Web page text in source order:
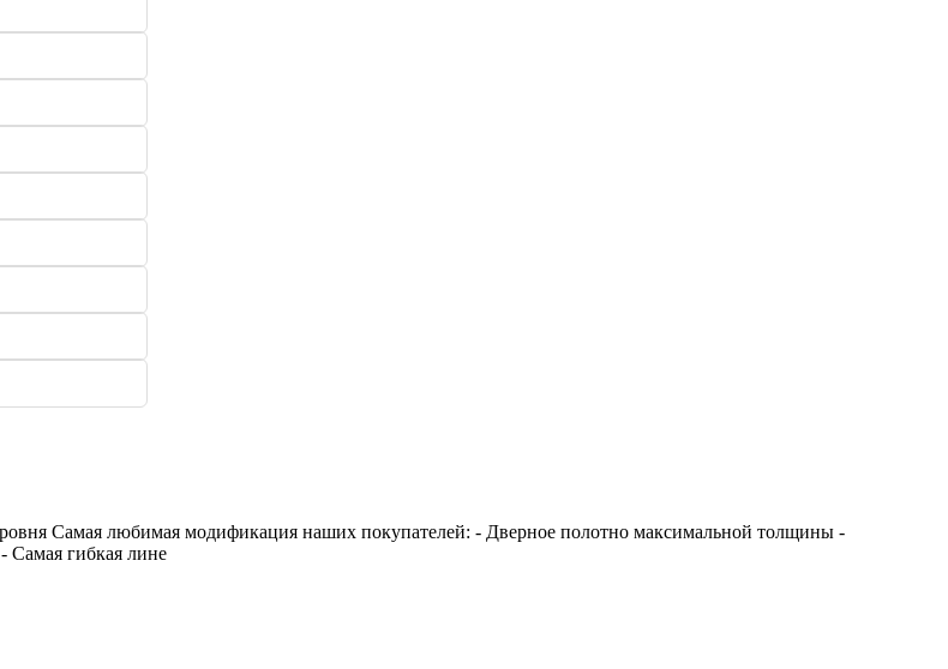
Самая любимая модификация наших покупателей: - Дверное полотно максимальной толщины -
Самая гибкая лине